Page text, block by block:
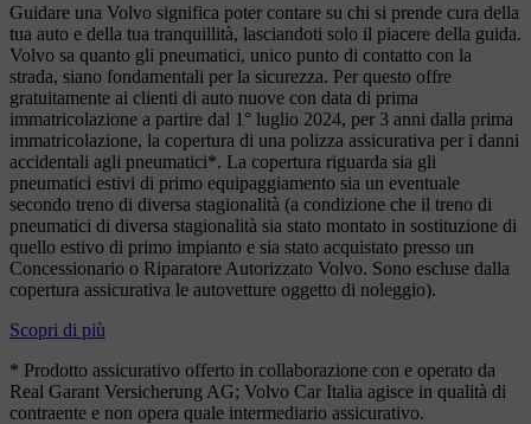
Guidare una Volvo significa poter contare su chi si prende cura della
tua auto e della tua tranquillità, lasciandoti solo il piacere della guida.
Volvo sa quanto gli pneumatici, unico punto di contatto con la
strada, siano fondamentali per la sicurezza. Per questo offre
gratuitamente ai clienti di auto nuove con data di prima
immatricolazione a partire dal 1° luglio 2024, per 3 anni dalla prima
immatricolazione, la copertura di una polizza assicurativa per i danni
accidentali agli pneumatici*. La copertura riguarda sia gli
pneumatici estivi di primo equipaggiamento sia un eventuale
secondo treno di diversa stagionalità (a condizione che il treno di
pneumatici di diversa stagionalità sia stato montato in sostituzione di
quello estivo di primo impianto e sia stato acquistato presso un
Concessionario o Riparatore Autorizzato Volvo. Sono escluse dalla
copertura assicurativa le autovetture oggetto di noleggio).
Scopri di più
* Prodotto assicurativo offerto in collaborazione con e operato da
Real Garant Versicherung AG; Volvo Car Italia agisce in qualità di
contraente e non opera quale intermediario assicurativo.